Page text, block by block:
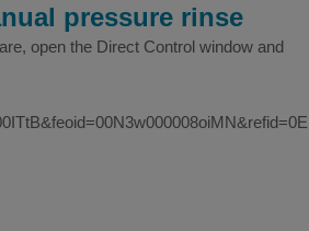
pressure rinse
open the Direct Control window and